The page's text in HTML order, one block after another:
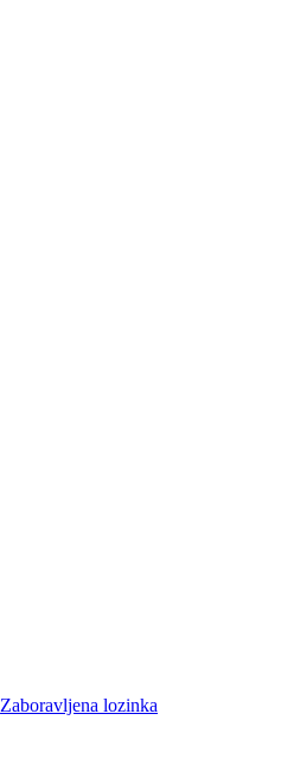
Zaboravljena lozinka